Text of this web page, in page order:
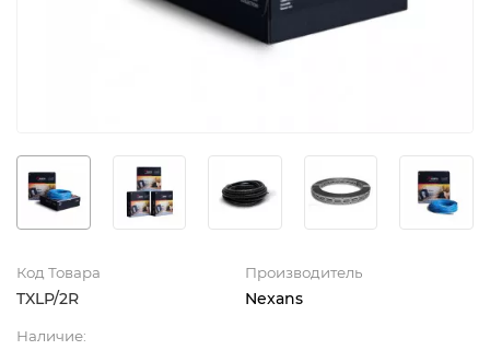
Код Товара
TXLP/2R
Производитель
Nexans
Наличие: